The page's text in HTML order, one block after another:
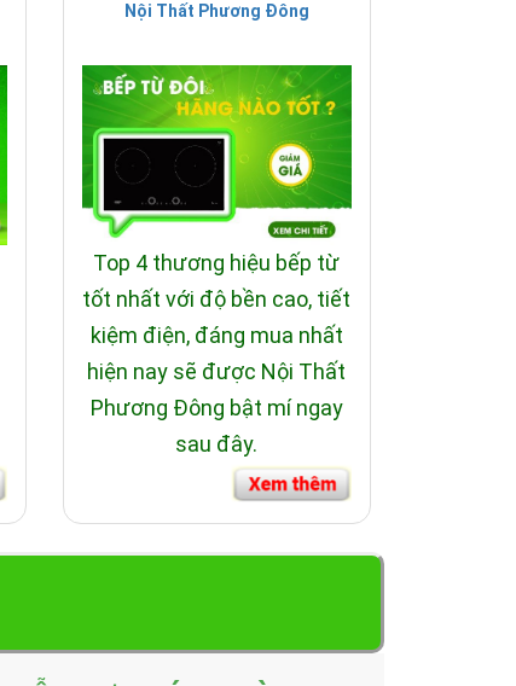
Nội Thất Phương Đông
Top 4 thương hiệu bếp từ
tốt nhất với độ bền cao, tiết
kiệm điện, đáng mua nhất
hiện nay sẽ được Nội Thất
Phương Đông bật mí ngay
sau đây.